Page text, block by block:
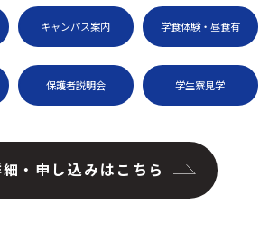
キャンパス案内 学食体験・昼食有
保護者説明会 学生寮見学
・申し込みはこちら